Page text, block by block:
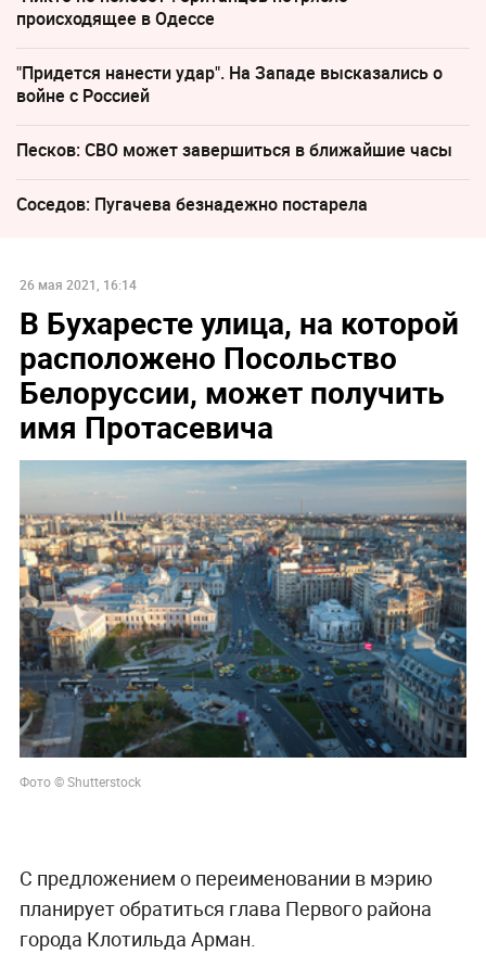
происходящее в Одессе
"Придется нанести удар". На Западе высказались о
войне с Россией
Песков: СВО может завершиться в ближайшие часы
Соседов: Пугачева безнадежно постарела
26 мая 2021, 16:14
В Бухаресте улица, на которой
расположено Посольство
Белоруссии, может получить
имя Протасевича
Фото © Shutterstock
С предложением о переименовании в мэрию
планирует обратиться глава Первого района
города Клотильда Арман.